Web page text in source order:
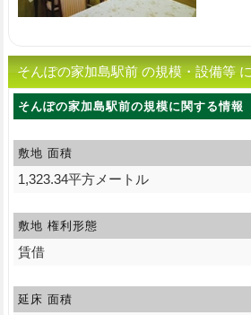
そんぽの家加島駅前 の規模・設備等
そんぽの家加島駅前の規模に関する情報
敷地 面積
1,323.34平方メートル
敷地 権利形態
賃借
延床 面積